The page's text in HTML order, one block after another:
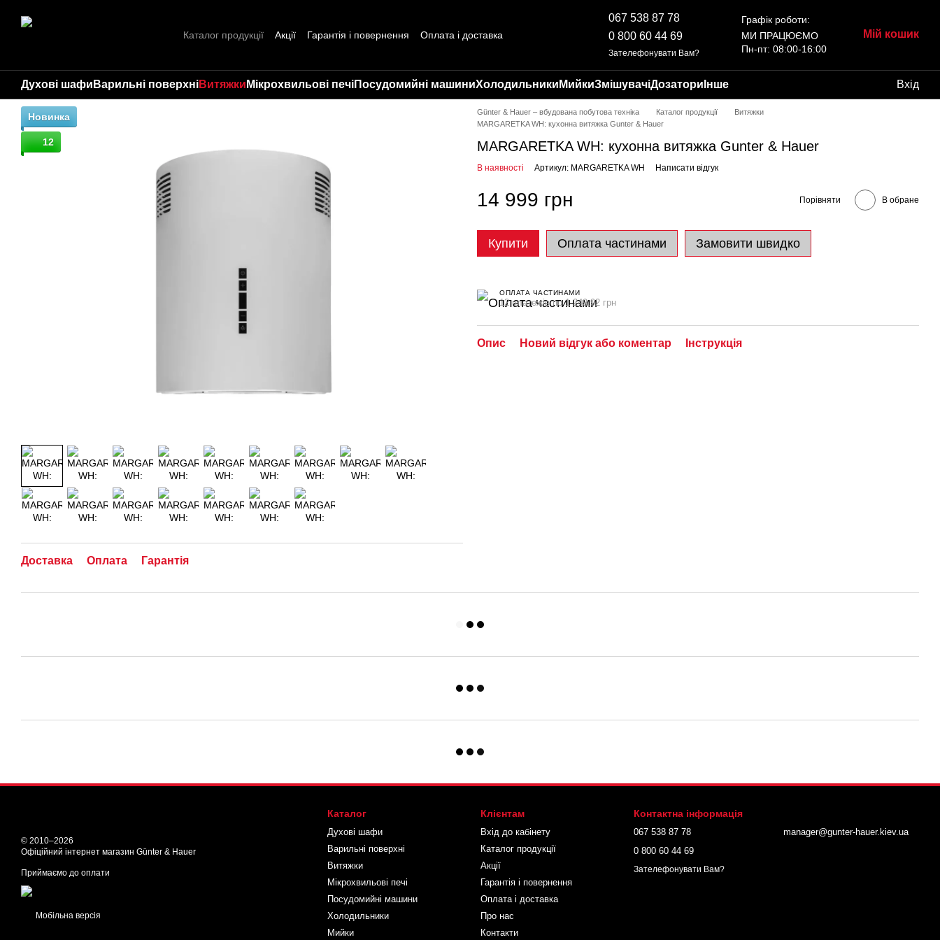
Каталог продукції Акції Гарантія і повернення
Оплата і доставка
067 538 87 78
0 800 60 44 69
Зателефонувати Вам?
Графік роботи:
МИ ПРАЦЮЄМО
Пн-пт: 08:00-16:00
Мій кошик
Духові шафи Варильні поверхніВитяжки Мікрохвильові печіПосудомийні машиниХолодильники МийкиЗмішувачіДозатори Інше Вхід
Новинка
12
Доставка Оплата Гарантія
Günter & Hauer – вбудована побутова техніка Каталог продукції
Витяжки
MARGARETKA WH: кухонна витяжка Gunter & Hauer
MARGARETKA WH: кухонна витяжка Gunter & Hauer
В наявності Артикул: MARGARETKA WH Написати відгук
14 999 грн Порівняти В обране
Купити Оплата частинами Замовити швидко
ОПЛАТА ЧАСТИНАМИ
12 платежів по 1 249.92 грн
Опис Новий відгук або коментар Інструкція
© 2010–2026
Офіційний інтернет магазин Günter & Hauer
Приймаємо до оплати
Мобільна версія
Каталог
Духові шафи
Варильні поверхні
Витяжки
Мікрохвильові печі
Посудомийні машини
Холодильники
Мийки
Клієнтам
Вхід до кабінету
Каталог продукції
Акції
Гарантія і повернення
Оплата і доставка
Про нас
Контакти
Контактна інформація
067 538 87 78
0 800 60 44 69
Зателефонувати Вам?
manager@gunter-hauer.kiev.ua